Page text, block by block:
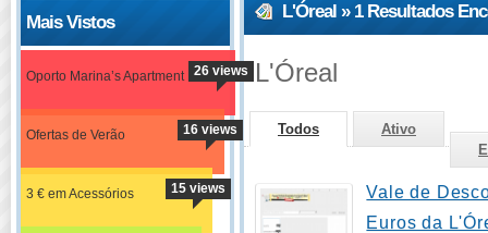
Mais Vistos
Oporto Marina’s Apartment 26 views
Ofertas de Verão 16 views
3 € em Acessórios 15 views
L'Óreal » 1 Resultados
L'Óreal
Todos
Ativo
Vale de
Euros da